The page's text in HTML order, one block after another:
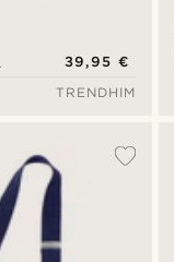
39,95 €
TRENDHIM